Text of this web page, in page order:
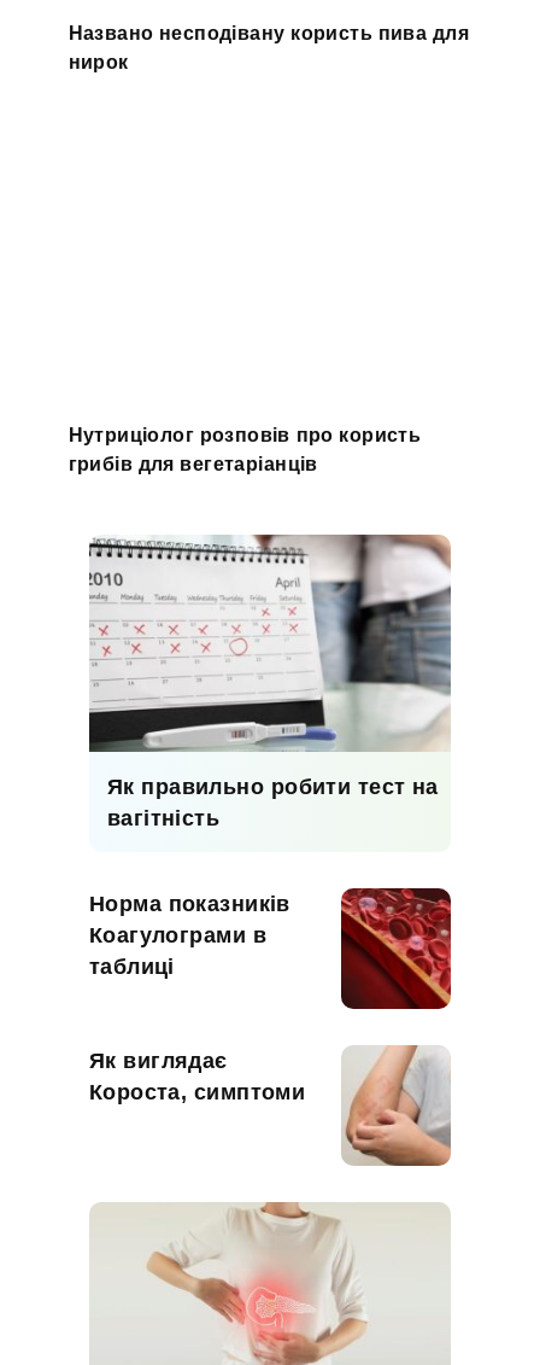
Названо несподівану користь пива для
нирок
Нутриціолог розповів про користь
грибів для вегетаріанців
Як правильно робити тест на
вагітність
Норма показників
Коагулограми в
таблиці
Як виглядає
Короста, симптоми